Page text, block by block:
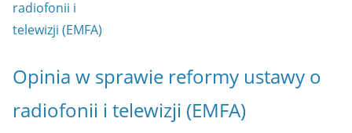
Opinia w sprawie reformy ustawy o
radiofonii i telewizji (EMFA)